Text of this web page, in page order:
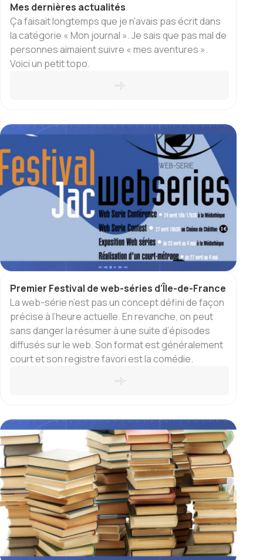
Mes dernières actualités
Ça faisait longtemps que je n'avais pas écrit dans
la catégorie « Mon journal ». Je sais que pas mal de
personnes aimaient suivre « mes aventures ».
Voici un petit topo.
Premier Festival de web-séries d’Île-de-France
La web-série n’est pas un concept défini de façon
précise à l’heure actuelle. En revanche, on peut
sans danger la résumer à une suite d’épisodes
diffusés sur le web. Son format est généralement
court et son registre favori est la comédie.